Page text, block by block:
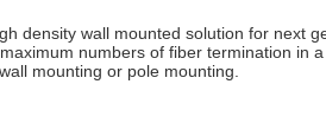
density wall mounted solution for next
numbers of fiber termination in a
mounting or pole mounting.